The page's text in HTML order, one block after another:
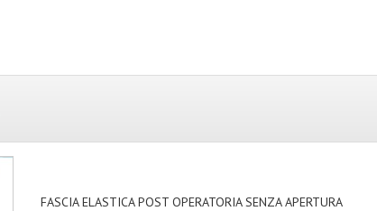
FASCIA ELASTICA POST OPERATORIA SENZA APERTURA